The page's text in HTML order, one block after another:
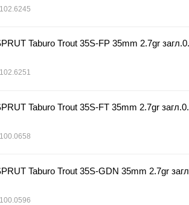
Taburo Trout 35S-FP 35mm 2.7gr
Taburo Trout 35S-FT 35mm 2.7gr
Taburo Trout 35S-GDN 35mm 2.7gr